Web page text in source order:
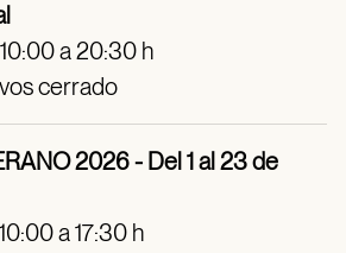
a 20:30 h
cerrado
2026 - Del 1 al 23 de
a 17:30 h